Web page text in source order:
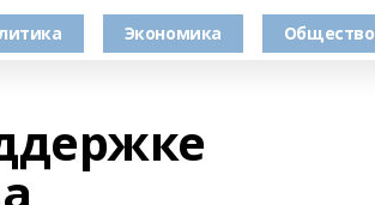
Экономика Общество